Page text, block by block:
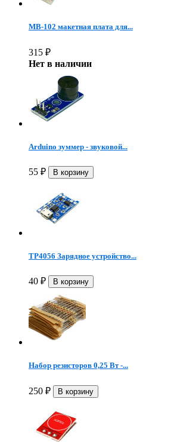
MB-102 макетная плата для...
315 ₽
Нет в наличии
Arduino зуммер - звуковой...
55 ₽
TP4056 Зарядное устройство...
40 ₽
Набор резисторов 0,25 Вт -...
250 ₽